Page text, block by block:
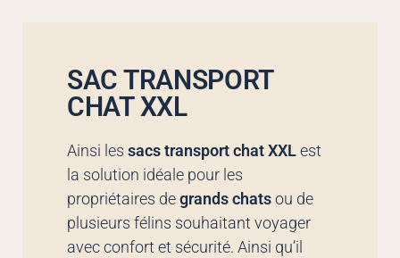
SAC TRANSPORT
CHAT XXL
Ainsi les sacs transport chat XXLest
la solution idéale pour les
propriétaires degrands chatsou de
plusieurs félins souhaitant voyager
avec confort et sécurité. Ainsi qu’il